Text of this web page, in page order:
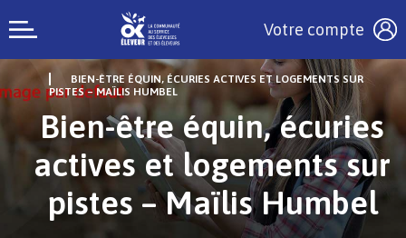
Votre compte
BIEN-ÊTRE ÉQUIN, ÉCURIES ACTIVES ET LOGEMENTS SUR
PISTES – MAÏLIS HUMBEL
Bien-être équin, écuries
actives et logements sur
pistes – Maïlis Humbel